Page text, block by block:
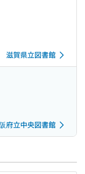
滋賀県立図書館
府立中央図書館